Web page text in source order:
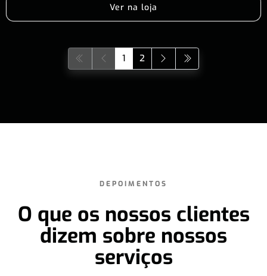
Ver na loja
1 2
DEPOIMENTOS
O que os nossos clientes
dizem sobre nossos
serviços